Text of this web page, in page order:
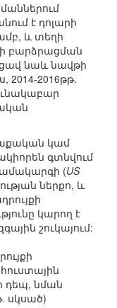
է դոլարի
և տեղի
բարձրացման
նաև նավթի
2014-2016թթ.
կամ
գտնվում
(US
ներքո, և
կարող է
շուկայում:
դեպ, նման
սկսած)